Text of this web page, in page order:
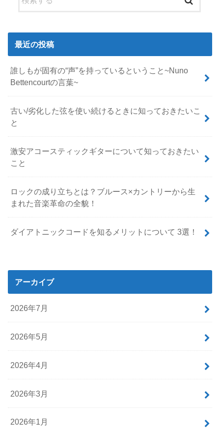
最近の投稿
誰しもが固有の“声”を持っているということ~Nuno
Bettencourtの言葉~
古い/劣化した弦を使い続けるときに知っておきたいこ
と
激安アコースティックギターについて知っておきたい
こと
ロックの成り立ちとは？ブルース×カントリーから生
まれた音楽革命の全貌！
ダイアトニックコードを知るメリットについて 3選！
アーカイブ
2026年7月
2026年5月
2026年4月
2026年3月
2026年1月